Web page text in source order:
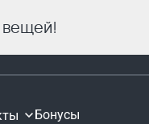
Бонусы